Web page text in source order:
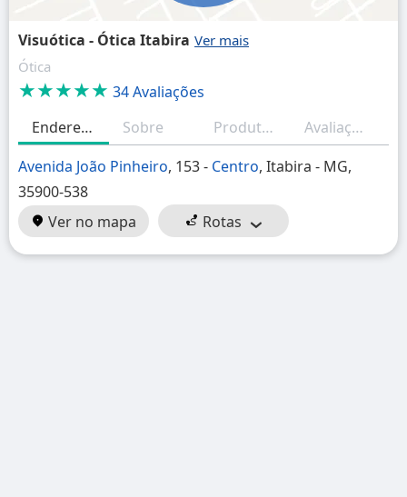
Visuótica - Ótica Itabira
Ótica
★★★★★ 34 Avaliações
Endereço
Sobre Produtos/Serviços Avaliações
Avenida João Pinheiro, 153 - Centro, Itabira - MG,
35900-538
Ver no mapa
Rotas